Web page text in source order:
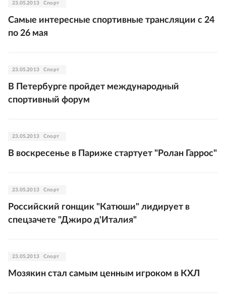
23.05.2013 Спорт
Самые интересные спортивные трансляции с 24
по 26 мая
23.05.2013 Спорт
В Петербурге пройдет международный
спортивный форум
23.05.2013 Спорт
В воскресенье в Париже стартует "Ролан Гаррос"
23.05.2013 Спорт
Российский гонщик "Катюши" лидирует в
спецзачете "Джиро д'Италия"
23.05.2013 Спорт
Мозякин стал самым ценным игроком в КХЛ